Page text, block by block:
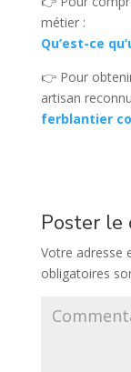
métier :
Qu’est-ce
👉 Pour
artisan
ferblantier
Poster le
Votre adresse
obligatoires